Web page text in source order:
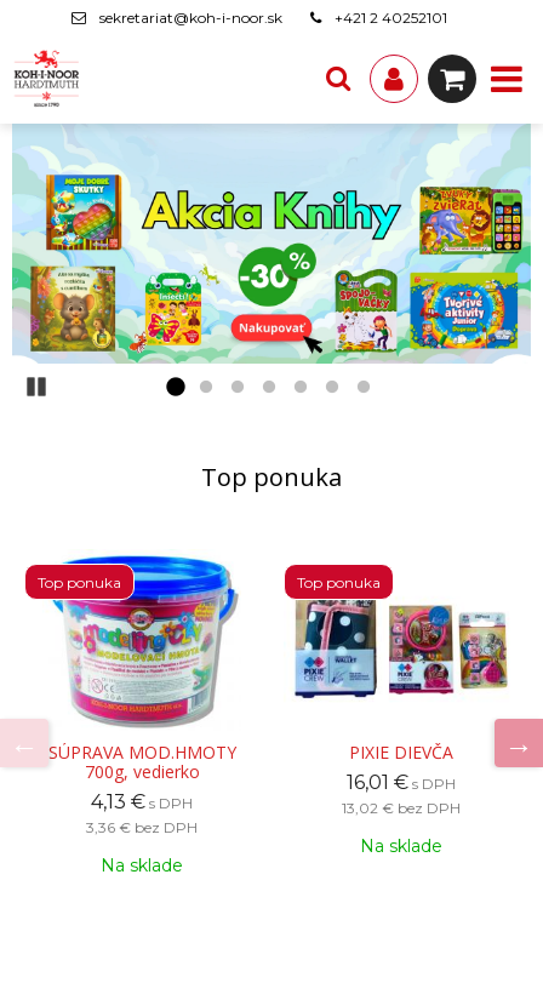
sekretariat@koh-i-noor.sk +421 2 40252101
Top ponuka
Top ponuka
SÚPRAVA MOD.HMOTY
700g, vedierko
4,13 € s DPH
3,36 € bez DPH
Na sklade
Top ponuka
PIXIE DIEVČA
16,01 € s DPH
13,02 € bez DPH
Na sklade